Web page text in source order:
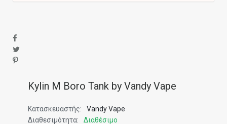
Kylin M Boro Tank by Vandy Vape
Κατασκευαστής:
Vandy Vape
Διαθεσιμότητα:
Διαθέσιμο